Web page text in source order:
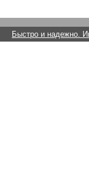
Быстро и надежно.